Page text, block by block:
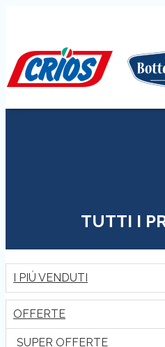
TUTTI I
I PIÚ VENDUTI
OFFERTE
SUPER OFFERTE